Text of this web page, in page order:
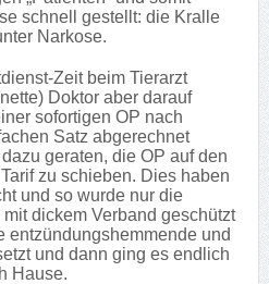
schnell gestellt: die Kralle
Narkose.
Zeit beim Tierarzt
Doktor aber darauf
sofortigen OP nach
Satz abgerechnet
geraten, die OP auf den
zu schieben. Dies haben
und so wurde nur die
dickem Verband geschützt
entzündungshemmende und
und dann ging es endlich
Hause.